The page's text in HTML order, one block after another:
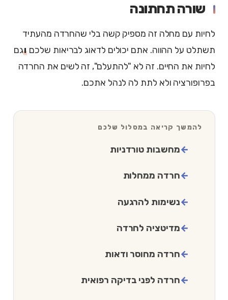
שורה תחתונה
לחיות עם מחלה זה מספיק קשה בלי שהחרדה מהעתיד
תשתלט על ההווה. אתם יכולים לדאוג לבריאות שלכם וגם
לחיות את החיים. זה לא "להתעלם", זה לשים את החרדה
בפרופורציה ולא לתת לה לנהל אתכם.
להמשך קריאה במסלול שלכם
מחשבות טורדניות
חרדה ממחלות
נשימות להרגעה
מדיטציה לחרדה
חרדה מחוסר ודאות
חרדה לפני בדיקה רפואית